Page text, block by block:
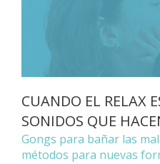
CUANDO EL RELAX
SONIDOS QUE
Gongs para bañar las
métodos para nuevas